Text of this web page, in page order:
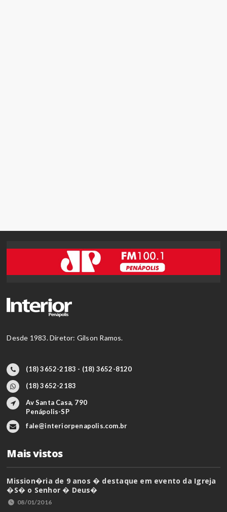
Desde 1983. Diretor: Gilson Ramos.
(18) 3652-2183 - (18) 3652-8120
(18) 3652-2183
Av Santa Casa, 790
Penápolis-SP
fale@interiorpenapolis.com.br
Mais vistos
Mission�ria de 9 anos � destaque em evento da Igreja
�S� o Senhor � Deus�
08/01/2016